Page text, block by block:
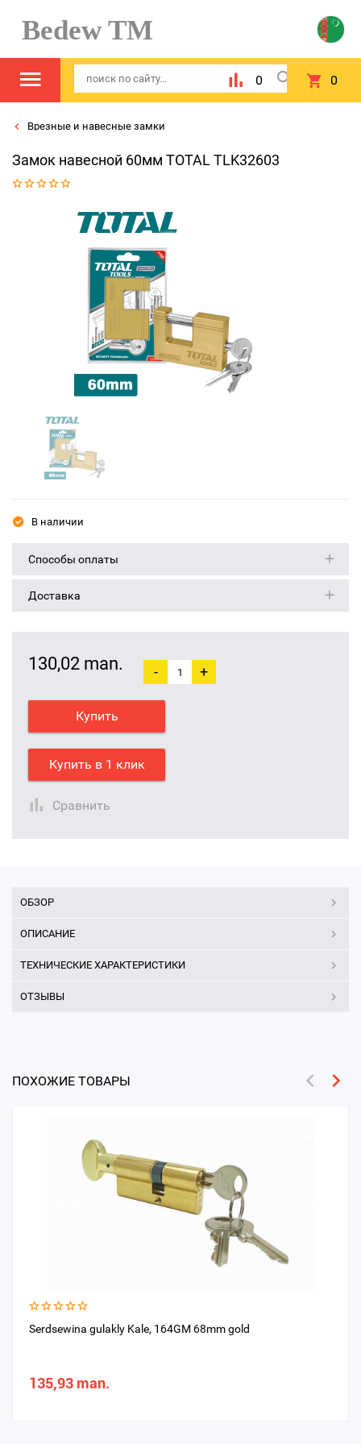
Bedew TM
0 0
Врезные и навесные замки
Замок навесной 60мм TOTAL TLK32603
В наличии
Способы оплаты
Доставка
130,02 man. - +
Купить
Купить в 1 клик
Сравнить
ОБЗОР
ОПИСАНИЕ
ТЕХНИЧЕСКИЕ ХАРАКТЕРИСТИКИ
ОТЗЫВЫ
ПОХОЖИЕ ТОВАРЫ
Serdsewina gulakly Kale, 164GM 68mm gold
135,93 man.